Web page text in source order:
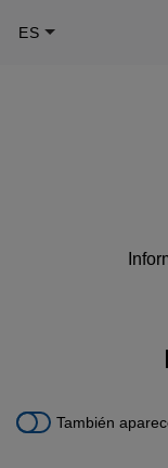
También